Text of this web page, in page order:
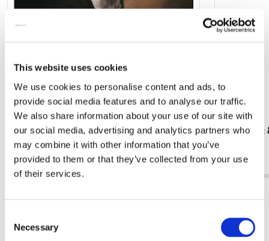
This website uses cookies
We use cookies to personalise content and ads, to
provide social media features and to analyse our traffic.
We also share information about your use of our site with
our social media, advertising and analytics partners who
may combine it with other information that you’ve
provided to them or that they’ve collected from your use
of their services.
Selection
Necessary
Cahier-Reihe: Band 26, Claudio Monteverdi,
inkl. CD, Krijn Koetsveld
€ 14,99
Amersfoort
€ 29,90
Mehr von Klassieke muziek